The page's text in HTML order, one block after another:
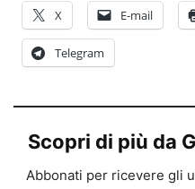
X E-mail
Telegram
Scopri di più da
Abbonati per ricevere gli